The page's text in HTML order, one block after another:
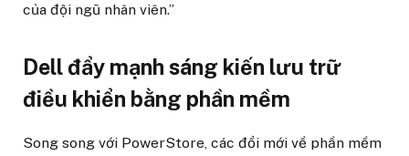
của đội ngũ nhân viên.”
Dell đẩy mạnh sáng kiến lưu trữ
điều khiển bằng phần mềm
Song song với PowerStore, các đổi mới về phần mềm